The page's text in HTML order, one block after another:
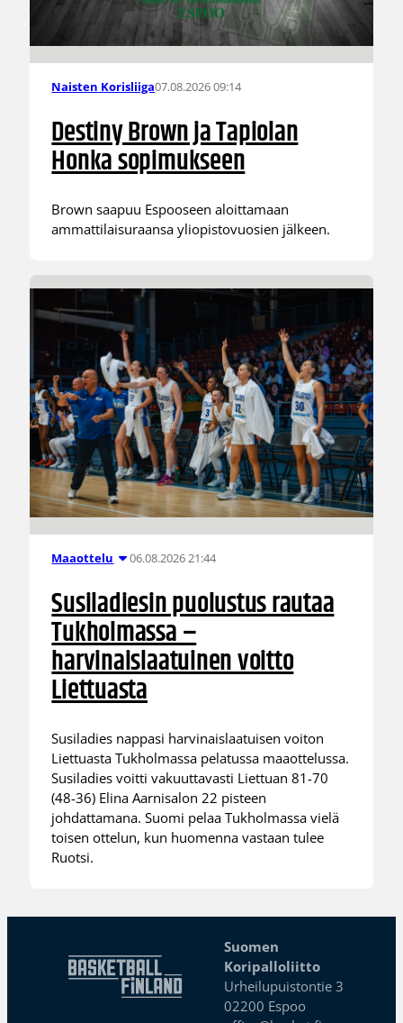
Naisten Korisliiga07.08.2026 09:14
Destiny Brown ja Tapiolan
Honka sopimukseen
Brown saapuu Espooseen aloittamaan
ammattilaisuraansa yliopistovuosien jälkeen.
Maaottelu 06.08.2026 21:44
Susiladiesin puolustus rautaa
Tukholmassa –
harvinaislaatuinen voitto
Liettuasta
Susiladies nappasi harvinaislaatuisen voiton
Liettuasta Tukholmassa pelatussa maaottelussa.
Susiladies voitti vakuuttavasti Liettuan 81-70
(48-36) Elina Aarnisalon 22 pisteen
johdattamana. Suomi pelaa Tukholmassa vielä
toisen ottelun, kun huomenna vastaan tulee
Ruotsi.
Suomen
Koripalloliitto
Urheilupuistontie 3
02200 Espoo